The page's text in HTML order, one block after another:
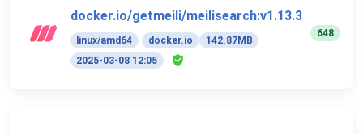
docker.io/getmeili/meilisearch:v1.13.3
linux/amd64 docker.io
142.87MB
2025-03-08 12:05
648